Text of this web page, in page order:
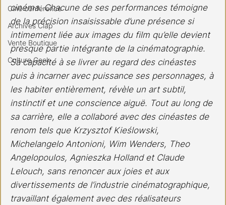
Ciné conférence
Archives Clap
Vente Boutique
Culture Geek
cinéma. Chacune de ses performances témoigne
de la précision insaisissable d’une présence si
intimement liée aux images du film qu’elle devient
presque partie intégrante de la cinématographie.
Sa capacité à se livrer au regard des cinéastes
puis à incarner avec puissance ses personnages, à
les habiter entièrement, révèle un art subtil,
instinctif et une conscience aiguë. Tout au long de
sa carrière, elle a collaboré avec des cinéastes de
renom tels que Krzysztof Kieślowski,
Michelangelo Antonioni, Wim Wenders, Theo
Angelopoulos, Agnieszka Holland et Claude
Lelouch, sans renoncer aux joies et aux
divertissements de l’industrie cinématographique,
travaillant également avec des réalisateurs